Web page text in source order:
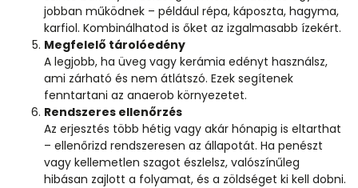
jobban működnek – például répa, káposzta, hagyma,
karfiol. Kombinálhatod is őket az izgalmasabb ízekért.
Megfelelő tárolóedény
A legjobb, ha üveg vagy kerámia edényt használsz,
ami zárható és nem átlátszó. Ezek segítenek
fenntartani az anaerob környezetet.
Rendszeres ellenőrzés
Az erjesztés több hétig vagy akár hónapig is eltarthat
– ellenőrizd rendszeresen az állapotát. Ha penészt
vagy kellemetlen szagot észlelsz, valószínűleg
hibásan zajlott a folyamat, és a zöldséget ki kell dobni.